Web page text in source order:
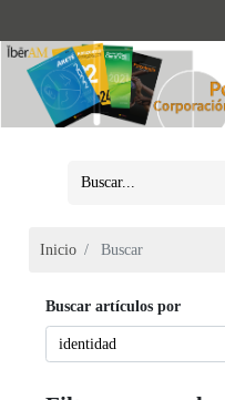
Inicio Buscar
Buscar artículos por